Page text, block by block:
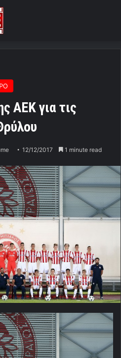
ΑΕΚ για τις
12/12/2017 1 minute read